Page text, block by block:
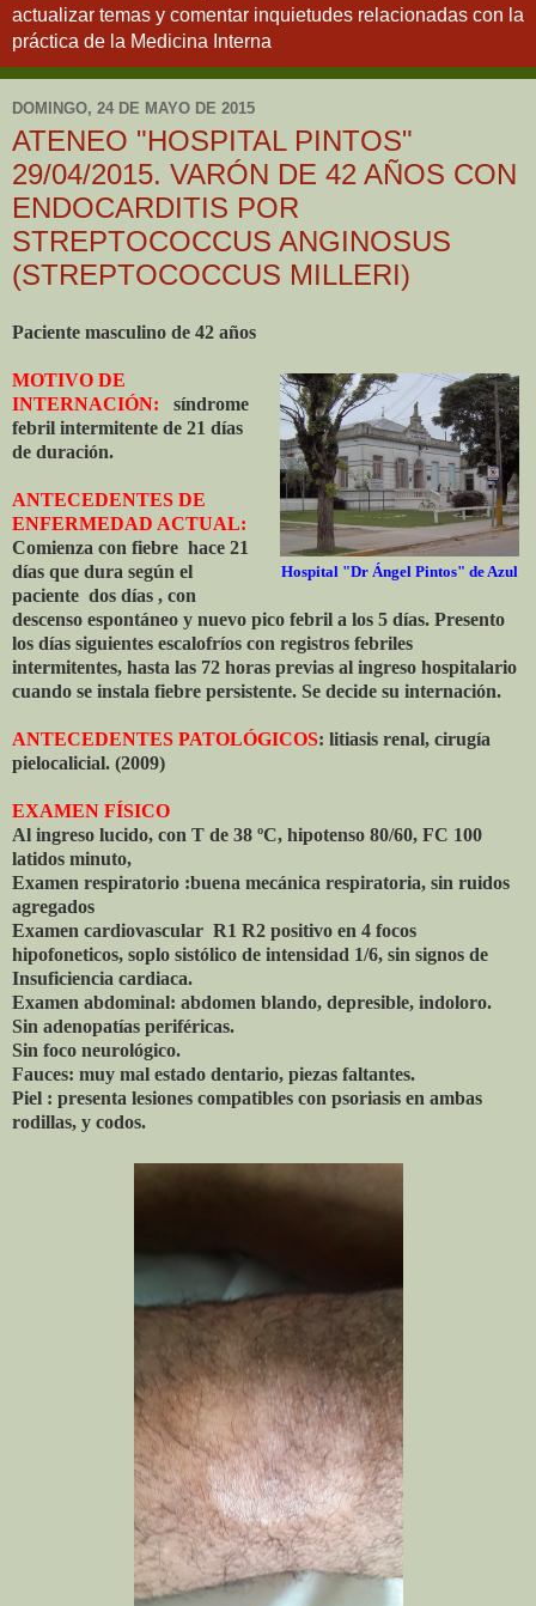
actualizar temas y comentar inquietudes relacionadas con la
práctica de la Medicina Interna
DOMINGO, 24 DE MAYO DE 2015
ATENEO "HOSPITAL PINTOS"
29/04/2015. VARÓN DE 42 AÑOS CON
ENDOCARDITIS POR
STREPTOCOCCUS ANGINOSUS
(STREPTOCOCCUS MILLERI)
Paciente masculino de 42 años
Hospital "Dr Ángel Pintos" de Azul
MOTIVO DE
INTERNACIÓN: síndrome
febril intermitente de 21 días
de duración.
ANTECEDENTES DE
ENFERMEDAD ACTUAL:
Comienza con fiebre hace 21
días que dura según el
paciente dos días , con
descenso espontáneo y nuevo pico febril a los 5 días. Presento
los días siguientes escalofríos con registros febriles
intermitentes, hasta las 72 horas previas al ingreso hospitalario
cuando se instala fiebre persistente. Se decide su internación.
ANTECEDENTES PATOLÓGICOS: litiasis renal, cirugía
pielocalicial. (2009)
EXAMEN FÍSICO
Al ingreso lucido, con T de 38 ºC, hipotenso 80/60, FC 100
latidos minuto,
Examen respiratorio :buena mecánica respiratoria, sin ruidos
agregados
Examen cardiovascular R1 R2 positivo en 4 focos
hipofoneticos, soplo sistólico de intensidad 1/6, sin signos de
Insuficiencia cardiaca.
Examen abdominal: abdomen blando, depresible, indoloro.
Sin adenopatías periféricas.
Sin foco neurológico.
Fauces: muy mal estado dentario, piezas faltantes.
Piel : presenta lesiones compatibles con psoriasis en ambas
rodillas, y codos.